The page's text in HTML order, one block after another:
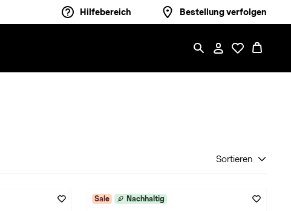
Hilfebereich Bestellung verfolgen
Sortieren
Sale Nachhaltig